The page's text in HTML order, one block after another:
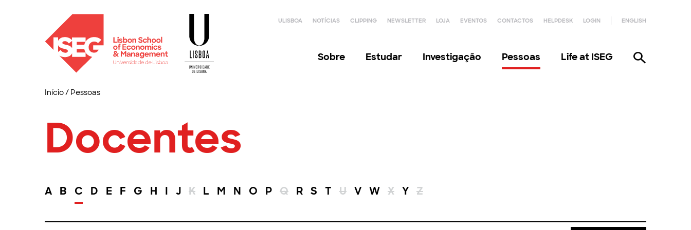
ULISBOA NOTÍCIAS CLIPPING NEWSLETTER LOJA EVENTOS CONTACTOS HELPDESK LOGIN ENGLISH
Sobre Estudar Investigação Pessoas Life at ISEG
Início/ Pessoas
Docentes
A B C D E F G H I J K L M N O P Q R S T U V W X Y Z